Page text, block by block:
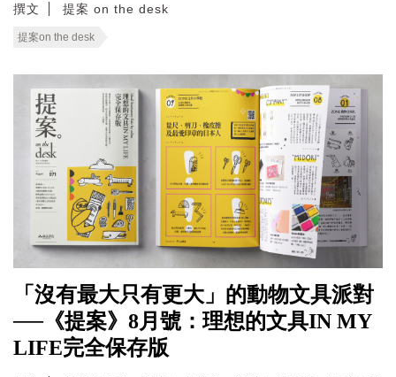
撰文 提案 on the desk
提案on the desk
「沒有最大只有更大」的動物文具派對
──《提案》8月號：理想的文具IN MY
LIFE完全保存版